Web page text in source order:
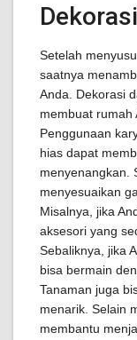
Setelah
saatnya
Anda. Dekorasi
membuat rumah
Penggunaan
hias dapat
menyenangkan.
menyesuaikan
Misalnya, jika
aksesori yang
Sebaliknya, jika
bisa bermain
Tanaman juga
menarik. Selain
membantu